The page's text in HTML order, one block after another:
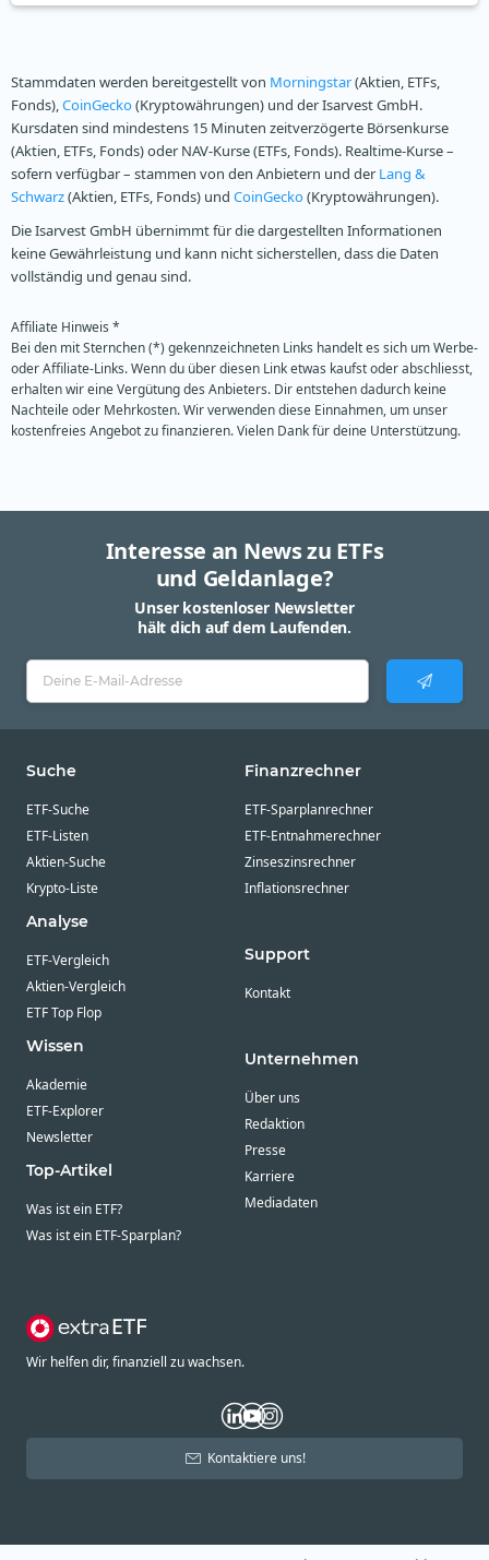
Stammdaten werden bereitgestellt von Morningstar(Aktien, ETFs,
Fonds), CoinGecko(Kryptowährungen) und der Isarvest GmbH.
Kursdaten sind mindestens 15 Minuten zeitverzögerte Börsenkurse
(Aktien, ETFs, Fonds) oder NAV-Kurse (ETFs, Fonds). Realtime-Kurse –
sofern verfügbar – stammen von den Anbietern und der Lang &
Schwarz(Aktien, ETFs, Fonds) und CoinGecko(Kryptowährungen).
Die Isarvest GmbH übernimmt für die dargestellten Informationen
keine Gewährleistung und kann nicht sicherstellen, dass die Daten
vollständig und genau sind.
Affiliate Hinweis *
Bei den mit Sternchen (*) gekennzeichneten Links handelt es sich um Werbe-
oder Affiliate-Links. Wenn du über diesen Link etwas kaufst oder abschliesst,
erhalten wir eine Vergütung des Anbieters. Dir entstehen dadurch keine
Nachteile oder Mehrkosten. Wir verwenden diese Einnahmen, um unser
kostenfreies Angebot zu finanzieren. Vielen Dank für deine Unterstützung.
Interesse an News zu ETFs
und Geldanlage?
Unser kostenloser Newsletter
hält dich auf dem Laufenden.
Suche
ETF-Suche
ETF-Listen
Aktien-Suche
Krypto-Liste
Analyse
ETF-Vergleich
Aktien-Vergleich
ETF Top Flop
Wissen
Akademie
ETF-Explorer
Newsletter
Top-Artikel
Was ist ein ETF?
Was ist ein ETF-Sparplan?
Finanzrechner
ETF-Sparplanrechner
ETF-Entnahmerechner
Zinseszinsrechner
Inflationsrechner
Support
Kontakt
Unternehmen
Über uns
Redaktion
Presse
Karriere
Mediadaten
Wir helfen dir, finanziell zu wachsen.
Kontaktiere uns!